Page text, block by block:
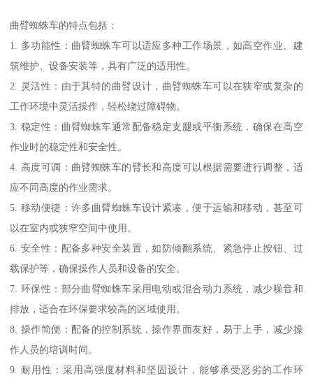
曲臂蜘蛛车的特点包括：
1. 多功能性：曲臂蜘蛛车可以适应多种工作场景，如高空作业、建
筑维护、设备安装等，具有广泛的适用性。
2. 灵活性：由于其特的曲臂设计，曲臂蜘蛛车可以在狭窄或复杂的
工作环境中灵活操作，轻松绕过障碍物。
3. 稳定性：曲臂蜘蛛车通常配备稳定支腿或平衡系统，确保在高空
作业时的稳定性和安全性。
4. 高度可调：曲臂蜘蛛车的臂长和高度可以根据需要进行调整，适
应不同高度的作业需求。
5. 移动便捷：许多曲臂蜘蛛车设计紧凑，便于运输和移动，甚至可
以在室内或狭窄空间中使用。
6. 安全性：配备多种安全装置，如防倾翻系统、紧急停止按钮、过
载保护等，确保操作人员和设备的安全。
7. 环保性：部分曲臂蜘蛛车采用电动或混合动力系统，减少噪音和
排放，适合在环保要求较高的区域使用。
8. 操作简便：配备的控制系统，操作界面友好，易于上手，减少操
作人员的培训时间。
9. 耐用性：采用高强度材料和坚固设计，能够承受恶劣的工作环